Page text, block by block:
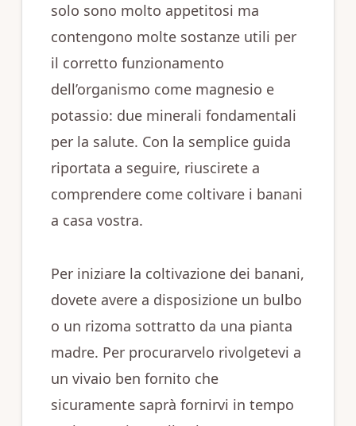
solo sono molto appetitosi ma
contengono molte sostanze utili per
il corretto funzionamento
dell’organismo come magnesio e
potassio: due minerali fondamentali
per la salute. Con la semplice guida
riportata a seguire, riuscirete a
comprendere come coltivare i banani
a casa vostra.
Per iniziare la coltivazione dei banani,
dovete avere a disposizione un bulbo
o un rizoma sottratto da una pianta
madre. Per procurarvelo rivolgetevi a
un vivaio ben fornito che
sicuramente saprà fornirvi in tempo